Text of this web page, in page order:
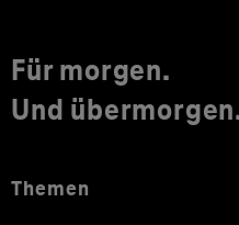
Für morgen.
Und
Themen